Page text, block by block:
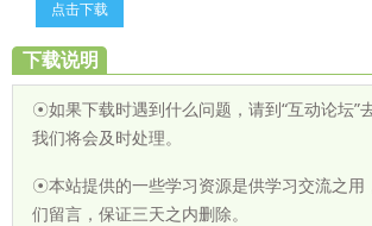
点击下载
下载说明
☉如果下载时遇到什么问题，请到“互动论坛”
我们将会及时处理。
☉本站提供的一些学习资源是供学习交流之用
们留言，保证三天之内删除。